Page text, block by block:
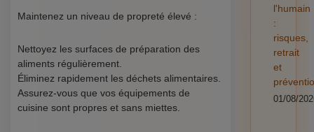
Maintenez un niveau de propreté élevé :
Nettoyez les surfaces de préparation des
aliments régulièrement.
Éliminez rapidement les déchets alimentaires.
Assurez-vous que vos équipements de
cuisine sont propres et sans miettes.
l'humain
:
risques,
retrait
et
01/08/